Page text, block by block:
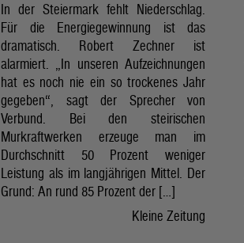
In der Steiermark fehlt Niederschlag.
Für die Energiegewinnung ist das
dramatisch. Robert Zechner ist
alarmiert. „In unseren Aufzeichnungen
hat es noch nie ein so trockenes Jahr
gegeben“, sagt der Sprecher von
Verbund. Bei den steirischen
Murkraftwerken erzeuge man im
Durchschnitt 50 Prozent weniger
Leistung als im langjährigen Mittel. Der
Grund: An rund 85 Prozent der […]
Kleine Zeitung